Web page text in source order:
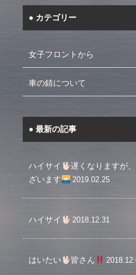
カテゴリー
女子フロントから
車の錆について
最新の記事
ハイサイ
遅くなりますが
ざいます
2019.02.25
ハイサイ 2018.12.31
はいたい 皆さん